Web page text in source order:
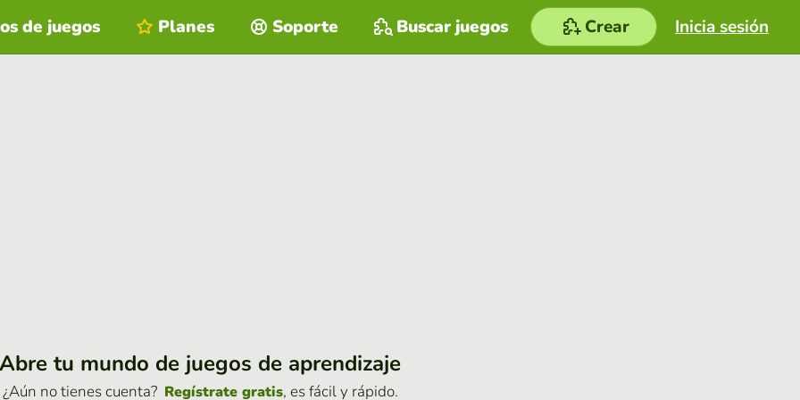
Inicia sesión
de juegos Planes Soporte Buscar juegos Crear
Abre tu mundo de juegos de aprendizaje
¿Aún no tienes cuenta? Regístrate gratis, es fácil y rápido.